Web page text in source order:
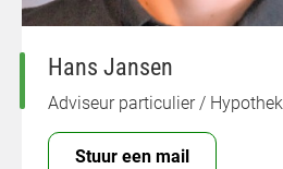
Hans Jansen
Adviseur particulier /
Stuur een mail